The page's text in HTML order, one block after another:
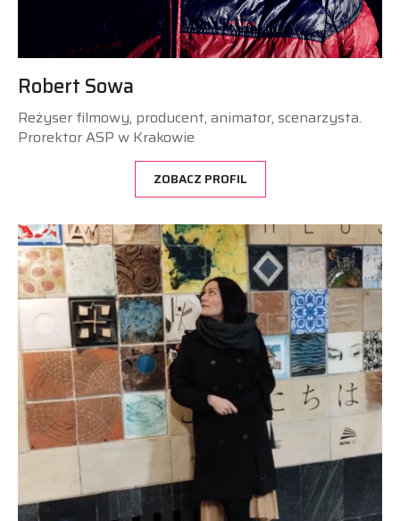
Robert Sowa
Reżyser filmowy, producent, animator, scenarzysta.
Prorektor ASP w Krakowie
ZOBACZ PROFIL